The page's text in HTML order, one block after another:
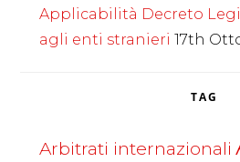
Applicabilità Decreto
agli enti stranieri 17th
TAG
Arbitrati internazionali